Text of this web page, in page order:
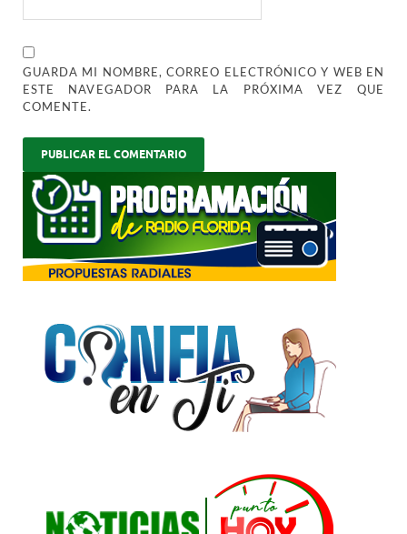
GUARDA MI NOMBRE, CORREO ELECTRÓNICO Y WEB EN
ESTE NAVEGADOR PARA LA PRÓXIMA VEZ QUE
COMENTE.